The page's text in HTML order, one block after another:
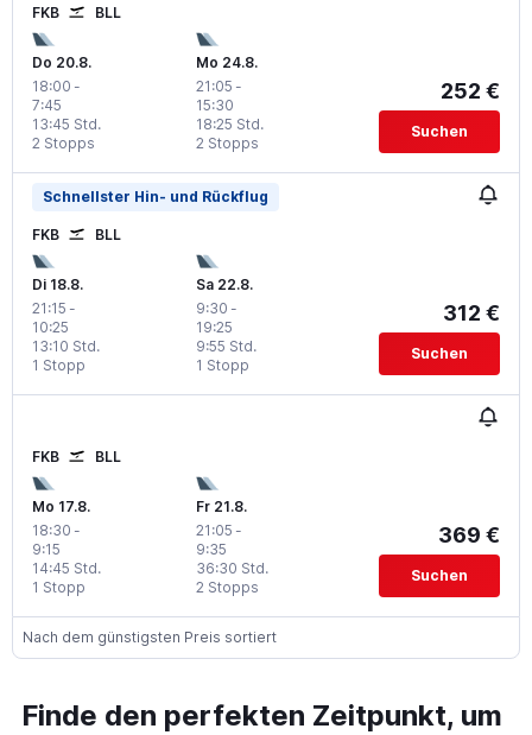
FKB BLL
Do 20.8.
18:00 -
7:45
2 Stopps
13:45 Std.
Mo 24.8.
21:05 -
15:30
2 Stopps
18:25 Std.
252 €
Suchen
Schnellster Hin- und Rückflug
FKB BLL
Di 18.8.
21:15 -
10:25
1 Stopp
13:10 Std.
Sa 22.8.
9:30 -
19:25
1 Stopp
9:55 Std.
312 €
Suchen
FKB BLL
Mo 17.8.
18:30 -
9:15
1 Stopp
14:45 Std.
Fr 21.8.
21:05 -
9:35
2 Stopps
36:30 Std.
369 €
Suchen
Nach dem günstigsten Preis sortiert
Finde den perfekten Zeitpunkt, um